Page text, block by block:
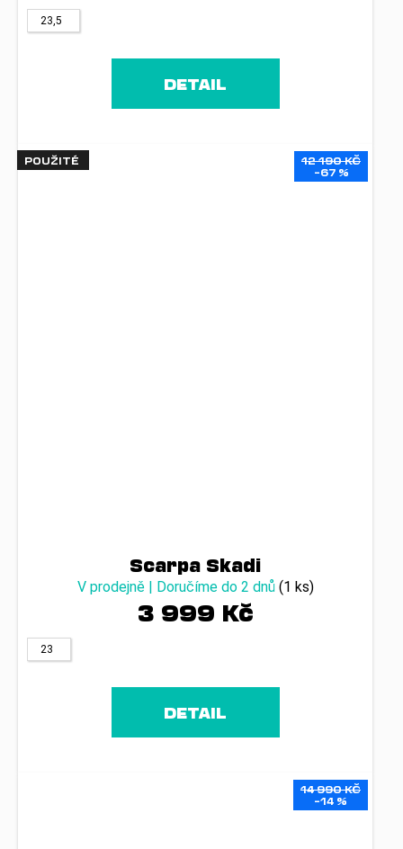
23,5
DETAIL
POUŽITÉ
12 190 KČ
–67 %
Scarpa Skadi
V prodejně | Doručíme do 2 dnů (1 ks)
3 999 Kč
23
DETAIL
14 990 KČ
–14 %